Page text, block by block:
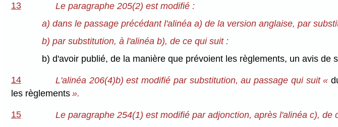
13
Le paragraphe 205(2) est modifié :
a) dans le passage précédant l'alinéa a) de la version anglaise, par
b) par substitution, à l'alinéa b), de ce qui suit :
b) d'avoir publié, de la manière que prévoient les règlements, un avis de
14 L'alinéa 206(4)b) est modifié par substitution, au passage qui suit «
les règlements».
15
Le paragraphe 254(1) est modifié par adjonction, après l'alinéa c), de